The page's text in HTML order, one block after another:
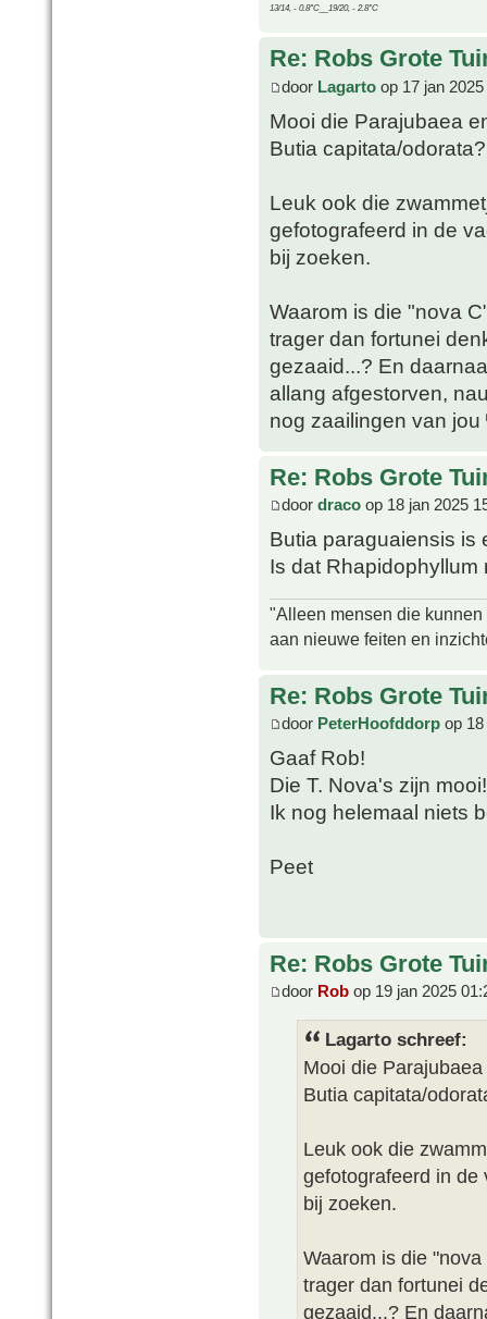
13/14, - 0.8°C__19/20, - 2.8°C
Re: Robs Grote
door Lagarto op 17 jan
Mooi die Parajubaea
Butia capitata/odorata?
Leuk ook die
gefotografeerd in de
bij zoeken.
Waarom is die "nova
trager dan fortunei
gezaaid...? En
allang afgestorven,
nog zaailingen van jou
Re: Robs Grote
door draco op 18 jan 2025
Butia paraguaiensis is
Is dat
"Alleen mensen die
aan nieuwe feiten en
Re: Robs Grote
door PeterHoofddorp op
Gaaf Rob!
Die T. Nova's zijn
Ik nog helemaal niets
Peet
Re: Robs Grote
door Rob op 19 jan 2025
Lagarto schreef:
Mooi die
Butia capitata/
Leuk ook die
gefotografeerd in de
bij zoeken.
Waarom is die
trager dan fortunei
gezaaid...? En